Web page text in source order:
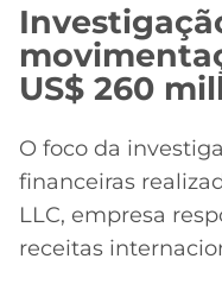
US$ 260
O foco da
financeiras
LLC, empresa
receitas